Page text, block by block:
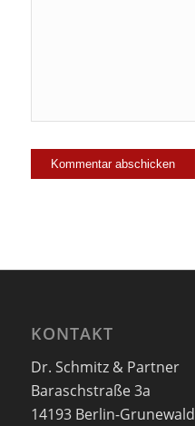
KONTAKT
Dr. Schmitz & Partner
Baraschstraße 3a
14193 Berlin-Grunewald